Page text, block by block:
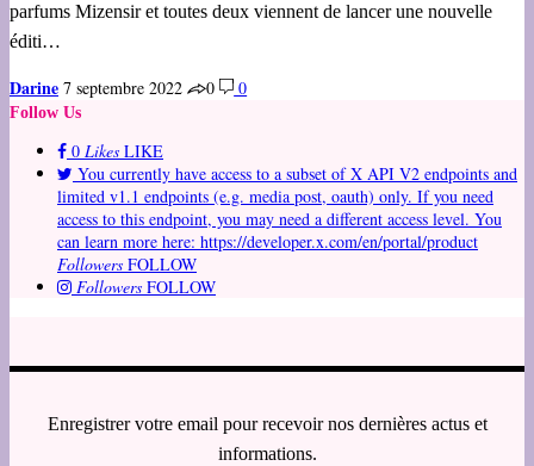
parfums Mizensir et toutes deux viennent de lancer une nouvelle
éditi…
Darine 7 septembre 2022 0 0
Follow Us
0 Likes LIKE
You currently have access to a subset of X API V2 endpoints and
limited v1.1 endpoints (e.g. media post, oauth) only. If you need
access to this endpoint, you may need a different access level. You
can learn more here: https://developer.x.com/en/portal/product
Followers FOLLOW
Followers FOLLOW
Enregistrer votre email pour recevoir nos dernières actus et
informations.